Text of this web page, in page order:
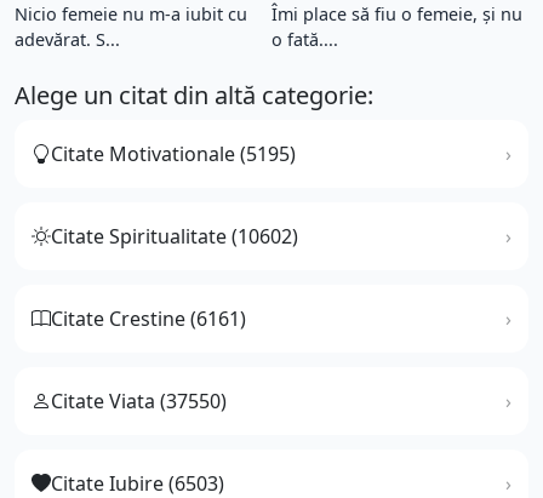
Nicio femeie nu m-a iubit cu
adevărat. S...
Îmi place să fiu o femeie, şi nu
o fată....
Alege un citat din altă categorie:
Citate Motivationale (5195)
Citate Spiritualitate (10602)
Citate Crestine (6161)
Citate Viata (37550)
Citate Iubire (6503)